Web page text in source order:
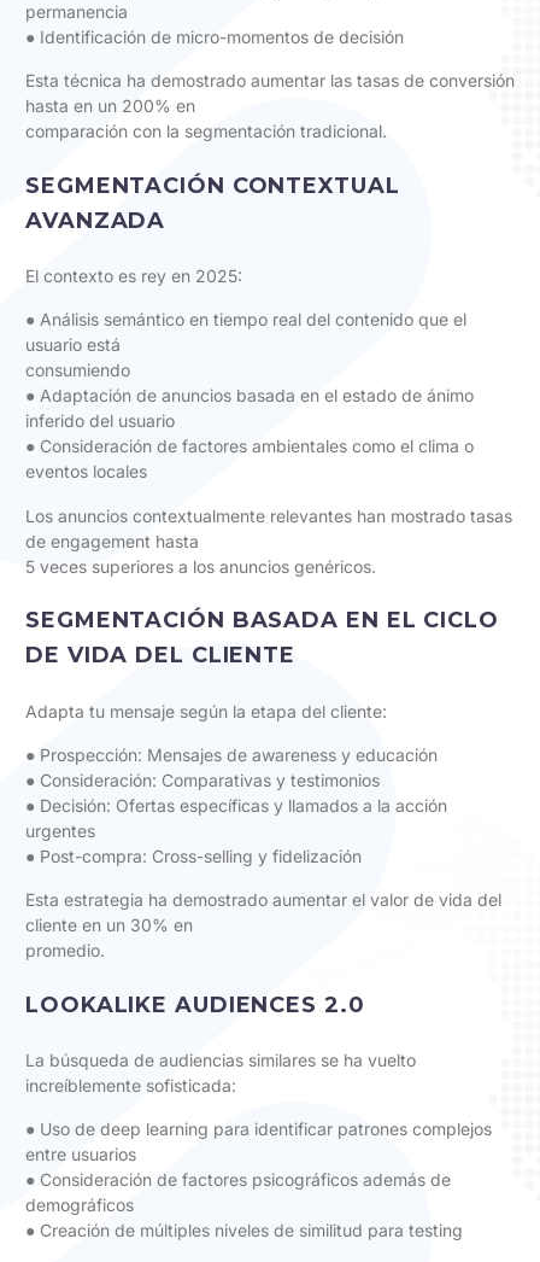
permanencia
● Identificación de micro-momentos de decisión
Esta técnica ha demostrado aumentar las tasas de conversión
hasta en un 200% en
comparación con la segmentación tradicional.
SEGMENTACIÓN CONTEXTUAL
AVANZADA
El contexto es rey en 2025:
● Análisis semántico en tiempo real del contenido que el
usuario está
consumiendo
● Adaptación de anuncios basada en el estado de ánimo
inferido del usuario
● Consideración de factores ambientales como el clima o
eventos locales
Los anuncios contextualmente relevantes han mostrado tasas
de engagement hasta
5 veces superiores a los anuncios genéricos.
SEGMENTACIÓN BASADA EN EL CICLO
DE VIDA DEL CLIENTE
Adapta tu mensaje según la etapa del cliente:
● Prospección: Mensajes de awareness y educación
● Consideración: Comparativas y testimonios
● Decisión: Ofertas específicas y llamados a la acción
urgentes
● Post-compra: Cross-selling y fidelización
Esta estrategia ha demostrado aumentar el valor de vida del
cliente en un 30% en
promedio.
LOOKALIKE AUDIENCES 2.0
La búsqueda de audiencias similares se ha vuelto
increíblemente sofisticada:
● Uso de deep learning para identificar patrones complejos
entre usuarios
● Consideración de factores psicográficos además de
demográficos
● Creación de múltiples niveles de similitud para testing